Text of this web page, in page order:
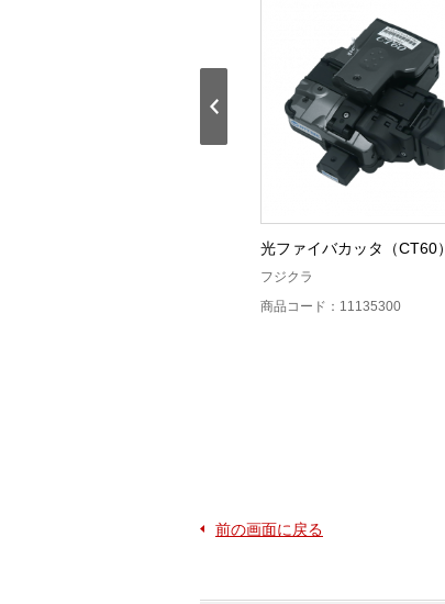
光ファイバカッタ（CT60）
フジクラ
商品コード：11135300
前の画面に戻る